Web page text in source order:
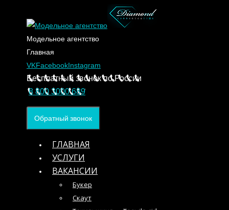
Модельное агентство
Главная
VKFacebookInstagram
Бесплатный звонок по России
8 800 3000 689
Обратный звонок
ГЛАВНАЯ
УСЛУГИ
ВАКАНСИИ
Букер
Скаут